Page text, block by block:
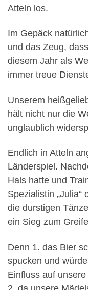
Atteln los.
Im Gepäck
und das Zeug,
diesem Jahr als
immer treue
Unserem
hält nicht nur die
unglaublich
Endlich in Atteln
Länderspiel.
Hals hatte und
Spezialistin
die durstigen
ein Sieg zum
Denn 1. das Bier
spucken und
Einfluss auf